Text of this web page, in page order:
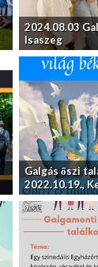
2024.08.03
Isaszeg
Galgás őszi
2022.10.19.,